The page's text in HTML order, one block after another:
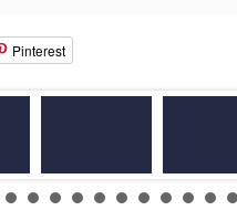
Pinterest